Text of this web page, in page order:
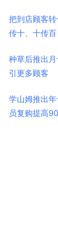
把到店顾客
传十、十传百
种草后推出
引更多顾客
学山姆推出
员复购提高